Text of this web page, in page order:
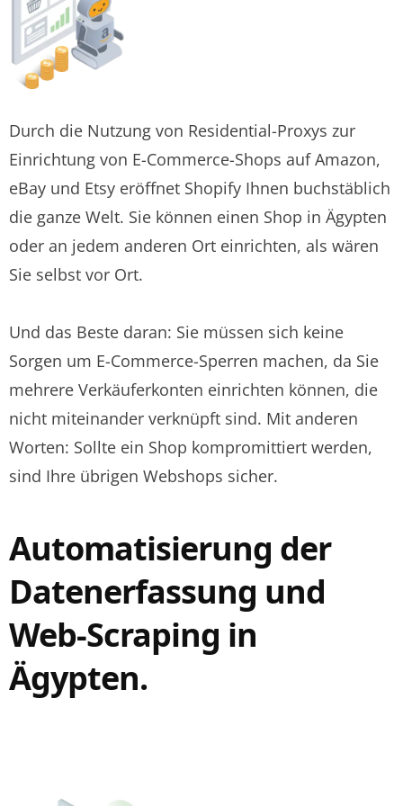
Durch die Nutzung von Residential-Proxys zur
Einrichtung von E-Commerce-Shops auf Amazon,
eBay und Etsy eröffnet Shopify Ihnen buchstäblich
die ganze Welt. Sie können einen Shop in Ägypten
oder an jedem anderen Ort einrichten, als wären
Sie selbst vor Ort.
Und das Beste daran: Sie müssen sich keine
Sorgen um E-Commerce-Sperren machen, da Sie
mehrere Verkäuferkonten einrichten können, die
nicht miteinander verknüpft sind. Mit anderen
Worten: Sollte ein Shop kompromittiert werden,
sind Ihre übrigen Webshops sicher.
Automatisierung der
Datenerfassung und
Web-Scraping in
Ägypten.